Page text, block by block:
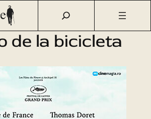
Agenda Cultural Cine
El niño de la
de la bicicleta